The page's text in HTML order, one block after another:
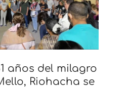
años del milagro
Riohacha se